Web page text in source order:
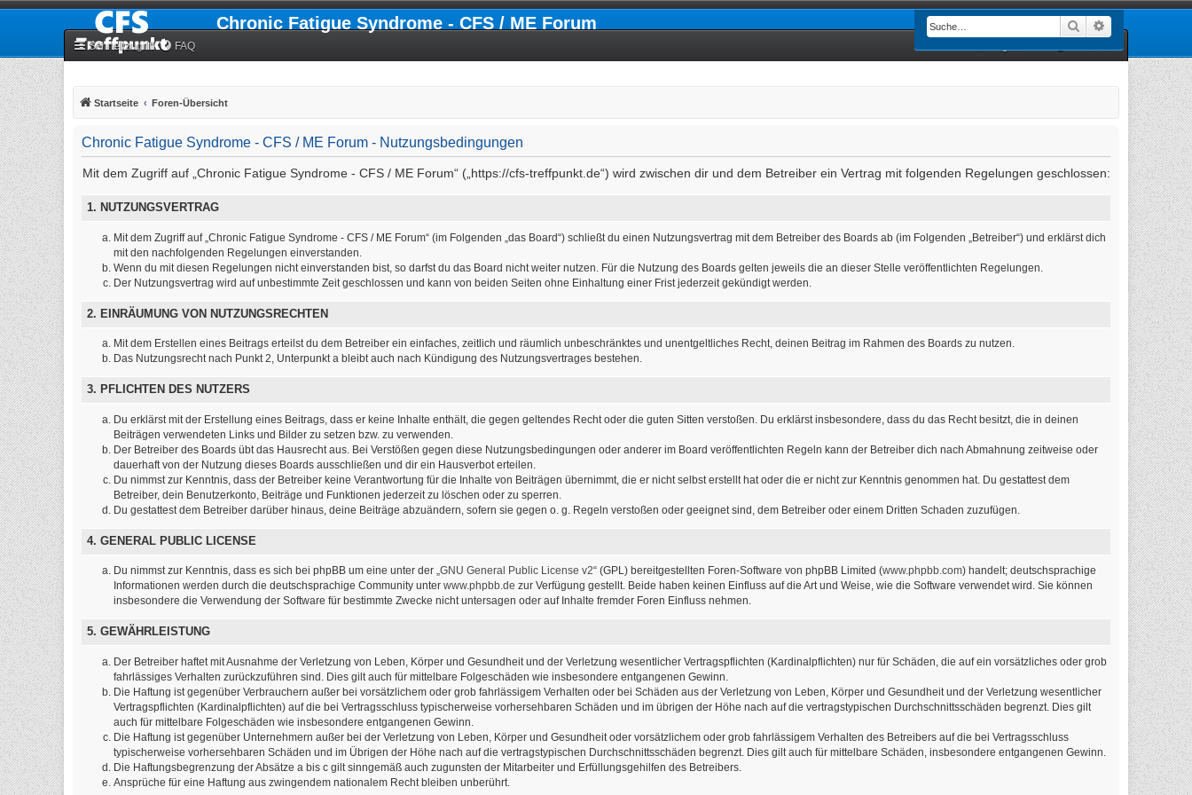
Chronic Fatigue Syndrome - CFS / ME Forum Suche
Schnellzugriff FAQ
Startseite Foren-Übersicht
Chronic Fatigue Syndrome - CFS / ME Forum - Nutzungsbedingungen
Mit dem Zugriff auf „Chronic Fatigue Syndrome - CFS / ME Forum“ („https://cfs-treffpunkt.de“) wird zwischen dir und dem Betreiber ein Vertrag mit folgenden Regelungen geschlossen:
1. NUTZUNGSVERTRAG
Mit dem Zugriff auf „Chronic Fatigue Syndrome - CFS / ME Forum“ (im Folgenden „das Board“) schließt du einen Nutzungsvertrag mit dem Betreiber des Boards ab (im Folgenden „Betreiber“) und erklärst dich
mit den nachfolgenden Regelungen einverstanden.
Wenn du mit diesen Regelungen nicht einverstanden bist, so darfst du das Board nicht weiter nutzen. Für die Nutzung des Boards gelten jeweils die an dieser Stelle veröffentlichten Regelungen.
Der Nutzungsvertrag wird auf unbestimmte Zeit geschlossen und kann von beiden Seiten ohne Einhaltung einer Frist jederzeit gekündigt werden.
2. EINRÄUMUNG VON NUTZUNGSRECHTEN
Mit dem Erstellen eines Beitrags erteilst du dem Betreiber ein einfaches, zeitlich und räumlich unbeschränktes und unentgeltliches Recht, deinen Beitrag im Rahmen des Boards zu nutzen.
Das Nutzungsrecht nach Punkt 2, Unterpunkt a bleibt auch nach Kündigung des Nutzungsvertrages bestehen.
3. PFLICHTEN DES NUTZERS
Du erklärst mit der Erstellung eines Beitrags, dass er keine Inhalte enthält, die gegen geltendes Recht oder die guten Sitten verstoßen. Du erklärst insbesondere, dass du das Recht besitzt, die in deinen
Beiträgen verwendeten Links und Bilder zu setzen bzw. zu verwenden.
Der Betreiber des Boards übt das Hausrecht aus. Bei Verstößen gegen diese Nutzungsbedingungen oder anderer im Board veröffentlichten Regeln kann der Betreiber dich nach Abmahnung zeitweise oder
dauerhaft von der Nutzung dieses Boards ausschließen und dir ein Hausverbot erteilen.
Du nimmst zur Kenntnis, dass der Betreiber keine Verantwortung für die Inhalte von Beiträgen übernimmt, die er nicht selbst erstellt hat oder die er nicht zur Kenntnis genommen hat. Du gestattest dem
Betreiber, dein Benutzerkonto, Beiträge und Funktionen jederzeit zu löschen oder zu sperren.
Du gestattest dem Betreiber darüber hinaus, deine Beiträge abzuändern, sofern sie gegen o. g. Regeln verstoßen oder geeignet sind, dem Betreiber oder einem Dritten Schaden zuzufügen.
4. GENERAL PUBLIC LICENSE
Du nimmst zur Kenntnis, dass es sich bei phpBB um eine unter der „GNU General Public License v2“ (GPL) bereitgestellten Foren-Software von phpBB Limited (www.phpbb.com) handelt; deutschsprachige
Informationen werden durch die deutschsprachige Community unter www.phpbb.de zur Verfügung gestellt. Beide haben keinen Einfluss auf die Art und Weise, wie die Software verwendet wird. Sie können
insbesondere die Verwendung der Software für bestimmte Zwecke nicht untersagen oder auf Inhalte fremder Foren Einfluss nehmen.
5. GEWÄHRLEISTUNG
Der Betreiber haftet mit Ausnahme der Verletzung von Leben, Körper und Gesundheit und der Verletzung wesentlicher Vertragspflichten (Kardinalpflichten) nur für Schäden, die auf ein vorsätzliches oder grob
fahrlässiges Verhalten zurückzuführen sind. Dies gilt auch für mittelbare Folgeschäden wie insbesondere entgangenen Gewinn.
Die Haftung ist gegenüber Verbrauchern außer bei vorsätzlichem oder grob fahrlässigem Verhalten oder bei Schäden aus der Verletzung von Leben, Körper und Gesundheit und der Verletzung wesentlicher
Vertragspflichten (Kardinalpflichten) auf die bei Vertragsschluss typischerweise vorhersehbaren Schäden und im übrigen der Höhe nach auf die vertragstypischen Durchschnittsschäden begrenzt. Dies gilt
auch für mittelbare Folgeschäden wie insbesondere entgangenen Gewinn.
Die Haftung ist gegenüber Unternehmern außer bei der Verletzung von Leben, Körper und Gesundheit oder vorsätzlichem oder grob fahrlässigem Verhalten des Betreibers auf die bei Vertragsschluss
typischerweise vorhersehbaren Schäden und im Übrigen der Höhe nach auf die vertragstypischen Durchschnittsschäden begrenzt. Dies gilt auch für mittelbare Schäden, insbesondere entgangenen Gewinn.
Die Haftungsbegrenzung der Absätze a bis c gilt sinngemäß auch zugunsten der Mitarbeiter und Erfüllungsgehilfen des Betreibers.
Ansprüche für eine Haftung aus zwingendem nationalem Recht bleiben unberührt.